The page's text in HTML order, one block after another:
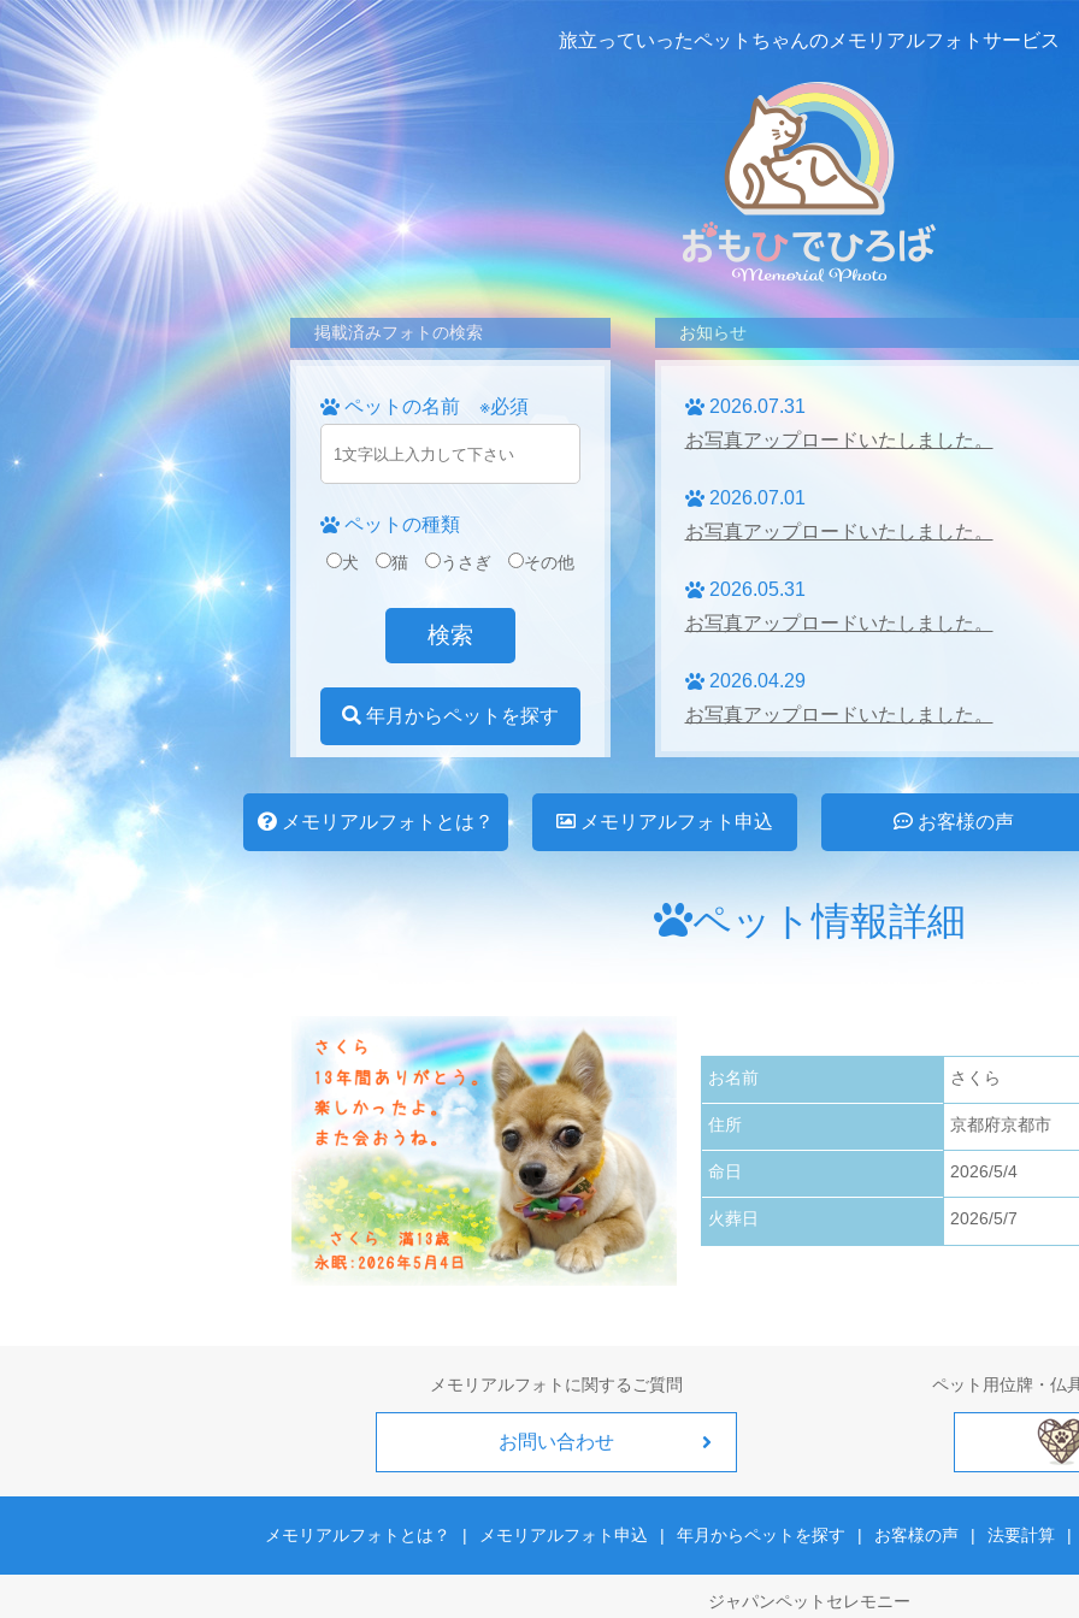
旅立っていったペットちゃんの メモリアルフォトサービス
掲載済みフォトの検索
ペットの名前 ※必須
ペットの種類
犬 猫 うさぎ その他
年月からペットを探す
お知らせ
2026.07.31
お写真アップロードいたしました。
2026.07.01
お写真アップロードいたしました。
2026.05.31
お写真アップロードいたしました。
2026.04.29
お写真アップロードいたしました。
お写真アップロードいたしました。
お写真アップロードいたしました。
2026.01.22
お写真アップロードいたしました。
2026.01.01
メモリアルフォトとは？ メモリアルフォト申込 お客様の声
ペット情報詳細
お名前 さくら
住所 京都府京都市
命日 2026/5/4
火葬日 2026/5/7
メモリアルフォトに関するご質問
お問い合わせ
ペット用位牌・仏
メモリアルフォトとは？ | メモリアルフォト申込 | 年月からペットを探す | お客様の声 | 法要計算 |
ジャパンペットセレモニー